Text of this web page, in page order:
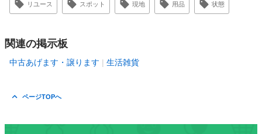
リユース スポット 現地 用品 状態
関連の掲示板
中古あげます・譲ります 生活雑貨
ページTOPへ